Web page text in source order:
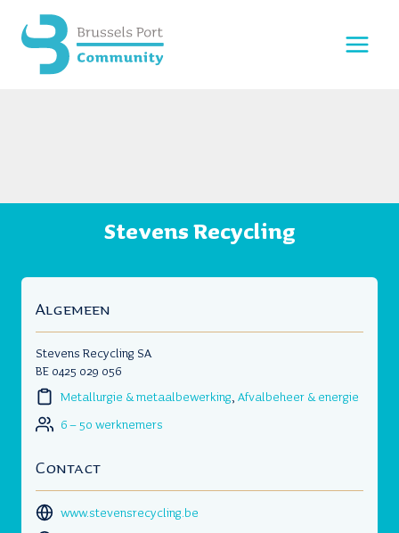
naar
inhoud
Stevens Recycling
Algemeen
Stevens Recycling SA
BE 0425 029 056
Metallurgie & metaalbewerking, Afvalbeheer & energie
6 – 50 werknemers
Contact
www.stevensrecycling.be